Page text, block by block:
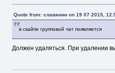
Quote from: славянин on 19 07 2015,
в скайпе групповой чат появляется
Должен удаляться. При удалении